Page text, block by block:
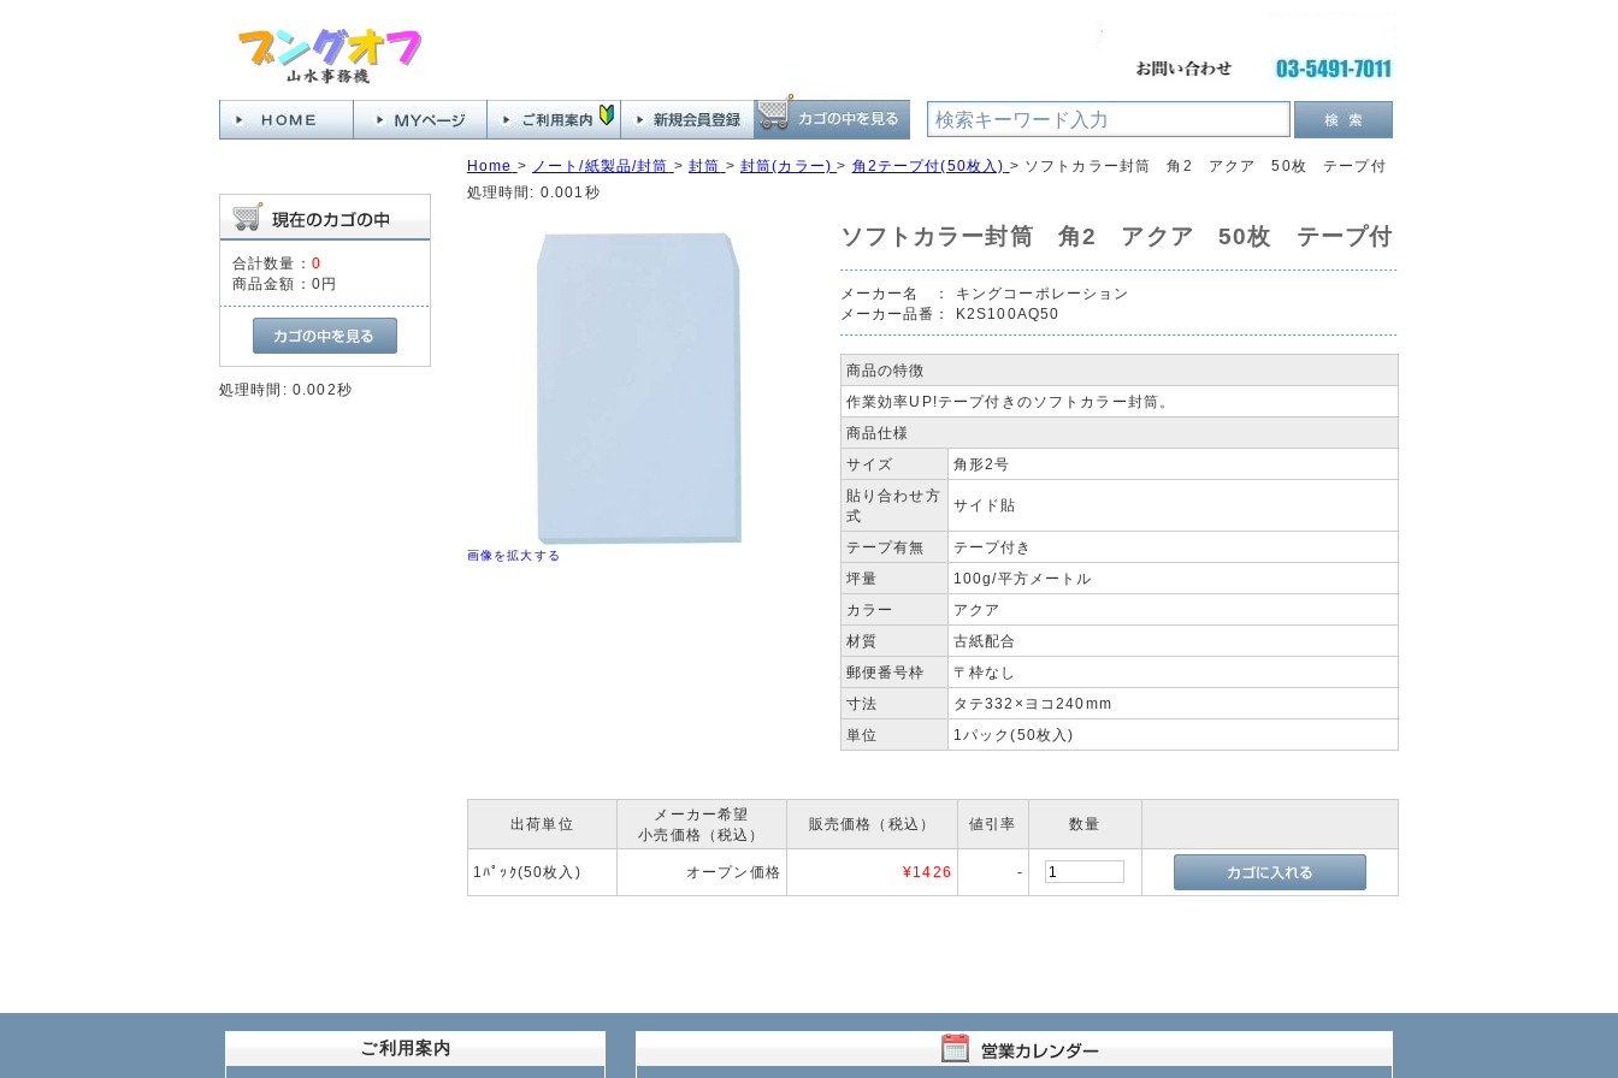
合計数量： 0
商品金額： 0円
処理時間: 0.002秒
Home > ノート/紙製品/封筒 >封筒 > 封筒(カラー) > 角2テープ付(50枚入) > ソフトカラー封筒 角2 アクア 50枚 テープ付
処理時間: 0.001秒
画像を拡大する
ソフトカラー封筒 角2 アクア 50枚 テープ付
メーカー名 ：
キングコーポレーション
メーカー品番：
K2S100AQ50
商品の特徴
作業効率UP!テープ付きのソフトカラー封筒。
商品仕様
サイズ
角形2号
貼り合わせ方
式
サイド貼
テープ有無
テープ付き
坪量
100g/平方メートル
カラー
アクア
材質
古紙配合
郵便番号枠
〒枠なし
寸法
タテ332×ヨコ240mm
単位
1パック(50枚入)
出荷単位
メーカー希望
小売価格（税込）
販売価格（税込） 値引率 数量
1ﾊﾟｯｸ(50枚入) オープン価格 ¥1426 -
ご利用案内